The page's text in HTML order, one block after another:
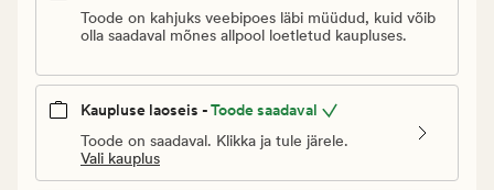
Toode on kahjuks veebipoes läbi müüdud, kuid võib
olla saadaval mõnes allpool loetletud kaupluses.
Kaupluse laoseis -Toode saadaval
Toode on saadaval. Klikka ja tule järele.
Vali kauplus